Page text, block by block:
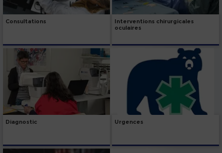
Consultations
Interventions chirurgicales
oculaires
Diagnostic Urgences